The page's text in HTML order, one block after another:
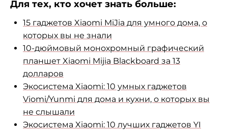
Для тех, кто хочет знать больше:
15 гаджетов Xiaomi MiJia для умного дома, о
которых вы не знали
10-дюймовый монохромный графический
планшет Xiaomi Mijia Blackboard за 13
долларов
Экосистема Xiaomi: 10 умных гаджетов
Viomi/Yunmi для дома и кухни, о которых вы
не слышали
Экосистема Xiaomi: 10 лучших гаджетов YI